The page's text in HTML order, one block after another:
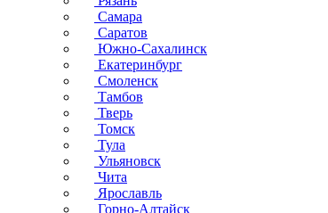
Самара
Саратов
Южно-Сахалинск
Екатеринбург
Смоленск
Тамбов
Тверь
Томск
Тула
Ульяновск
Чита
Ярославль
Горно-Алтайск